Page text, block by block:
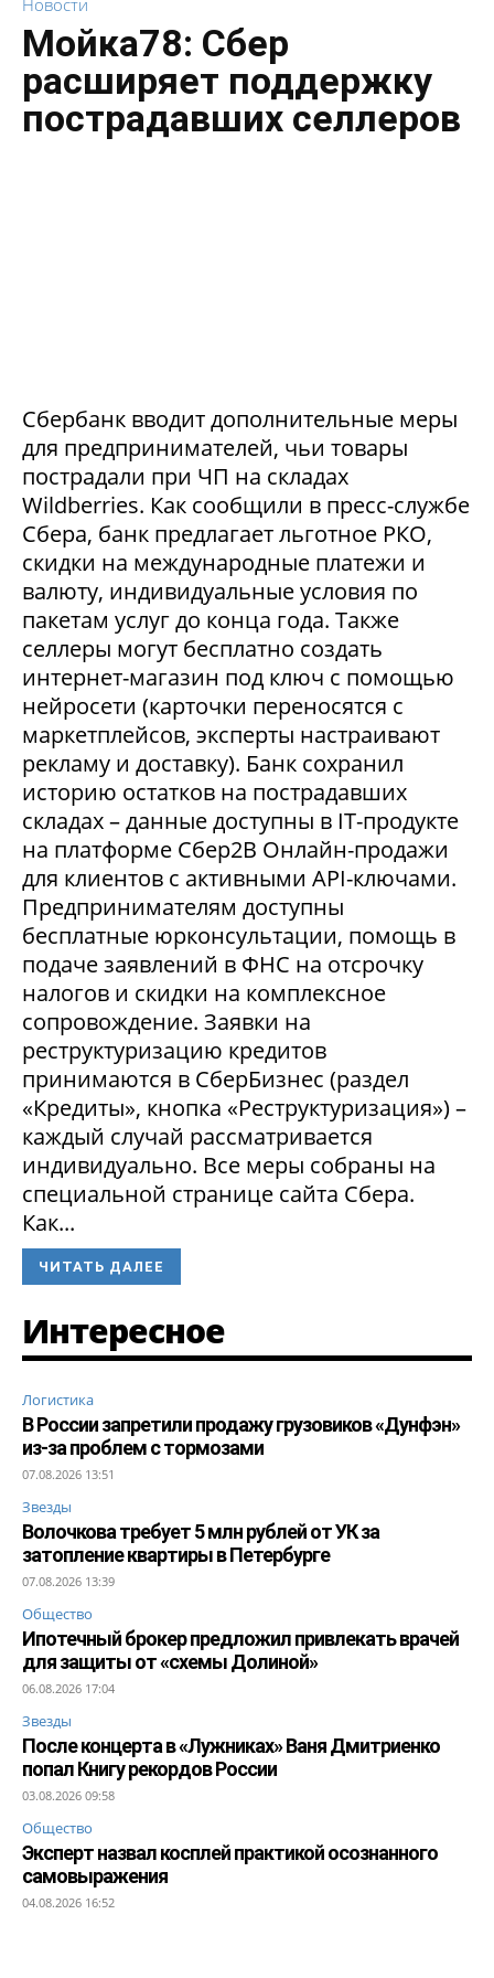
Новости
Мойка78: Сбер
расширяет поддержку
пострадавших селлеров
Сбербанк вводит дополнительные меры
для предпринимателей, чьи товары
пострадали при ЧП на складах
Wildberries. Как сообщили в пресс-службе
Сбера, банк предлагает льготное РКО,
скидки на международные платежи и
валюту, индивидуальные условия по
пакетам услуг до конца года. Также
селлеры могут бесплатно создать
интернет-магазин под ключ с помощью
нейросети (карточки переносятся с
маркетплейсов, эксперты настраивают
рекламу и доставку). Банк сохранил
историю остатков на пострадавших
складах – данные доступны в IT-продукте
на платформе Сбер2В Онлайн-продажи
для клиентов с активными API-ключами.
Предпринимателям доступны
бесплатные юрконсультации, помощь в
подаче заявлений в ФНС на отсрочку
налогов и скидки на комплексное
сопровождение. Заявки на
реструктуризацию кредитов
принимаются в СберБизнес (раздел
«Кредиты», кнопка «Реструктуризация») –
каждый случай рассматривается
индивидуально. Все меры собраны на
специальной странице сайта Сбера.
Как...
ЧИТАТЬ ДАЛЕЕ
Интересное
Логистика
В России запретили продажу грузовиков «Дунфэн»
из-за проблем с тормозами
07.08.2026 13:51
Звезды
Волочкова требует 5 млн рублей от УК за
затопление квартиры в Петербурге
07.08.2026 13:39
Общество
Ипотечный брокер предложил привлекать врачей
для защиты от «схемы Долиной»
06.08.2026 17:04
Звезды
После концерта в «Лужниках» Ваня Дмитриенко
попал Книгу рекордов России
03.08.2026 09:58
Общество
Эксперт назвал косплей практикой осознанного
самовыражения
04.08.2026 16:52